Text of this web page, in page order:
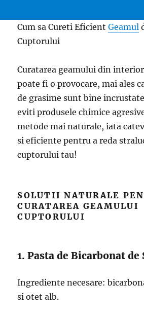
Cum sa Cureti EficientGeamul
Cuptorului
Curatarea geamului din
poate fi o provocare, mai ales
de grasime sunt bine
eviti produsele chimice
metode mai naturale, iata
si eficiente pentru a reda
cuptorului tau!
SOLUTII NATURALE
CURATAREA GEAMULUI
CUPTORULUI
1. Pasta de Bicarbonat de
Ingrediente necesare:
si otet alb.